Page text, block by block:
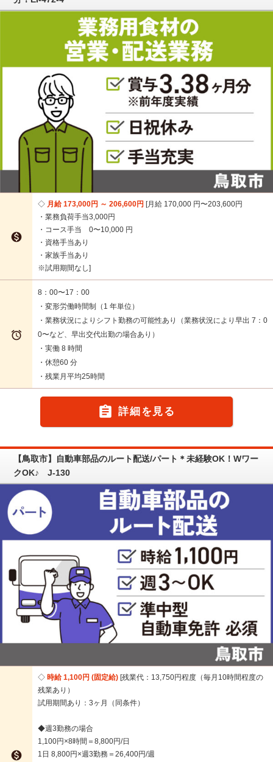

月給 173,000円 ～ 206,600円 月給 170,000 円〜203,600円
・業務負荷手当3,000円
・コース手当 0〜10,000 円
・資格手当あり
・家族手当あり
※試用期間なし

8：00〜17：00
・変形労働時間制（1 年単位）
・業務状況によりシフト勤務の可能性あり（業務状況により早出 7：0
0〜など、早出交代出勤の場合あり）
・実働 8 時間
・休憩60 分
・残業月平均25時間
 詳細を見る
【鳥取市】自動車部品のルート配送/パート＊未経験OK！Wワー
クOK♪ J-130

時給 1,100円 (固定給) 残業代：13,750円程度（毎月10時間程度の
残業あり）
試用期間あり：3ヶ月（同条件）
◆週3勤務の場合
1,100円×8時間＝8,800円/日
1日 8,800円×週3勤務＝26,400円/週